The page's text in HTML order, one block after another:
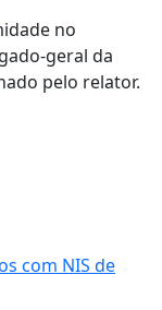
no
geral da
pelo relator.
com NIS de